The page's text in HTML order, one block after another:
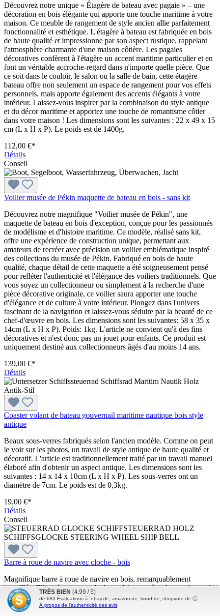
Découvrez notre unique « Étagère de bateau avec pagaie » – une
décoration en bois élégante qui apporte une touche maritime à votre
maison. Ce meuble de rangement de style ancien allie parfaitement
fonctionnalité et esthétique. L'étagère à bateau est fabriquée en bois
de haute qualité et impressionne par son aspect rustique, rappelant
l'atmosphère charmante d'une maison côtière. Les pagaies
décoratives confèrent à l'étagère un accent maritime particulier et en
font un véritable accroche-regard dans n'importe quelle pièce. Que
ce soit dans le couloir, le salon ou la salle de bain, cette étagère
bateau offre non seulement un espace de rangement pour vos effets
personnels, mais apporte également des accents élégants à votre
intérieur. Laissez-vous inspirer par la combinaison du style antique
et du décor maritime et apportez une touche de romantisme côtier
dans votre maison ! Les dimensions sont les suivantes : 22 x 49 x 15
cm (L x H x P). Le poids est de 1400g.
112,00 €*
Détails
Conseil
Voilier musée de Pékin maquette de bateau en bois - sans kit
Découvrez notre magnifique "Voilier musée de Pékin", une
maquette de bateau en bois d'exception, conçue pour les passionnés
de modélisme et d'histoire maritime. Ce modèle, réalisé sans kit,
offre une expérience de construction unique, permettant aux
amateurs de recréer avec précision un voilier emblématique inspiré
des collections du musée de Pékin. Fabriqué en bois de haute
qualité, chaque détail de cette maquette a été soigneusement pensé
pour refléter l'authenticité et l'élégance des voiliers traditionnels. Que
vous soyez un collectionneur ou simplement à la recherche d'une
pièce décorative originale, ce voilier saura apporter une touche
d'élégance et de culture à votre intérieur. Plongez dans l'univers
fascinant de la navigation et laissez-vous séduire par la beauté de ce
chef-d'œuvre en bois. Les dimensions sont les suivantes: 58 x 35 x
14cm (L x H x P). Poids: 1kg. L'article ne convient qu'à des fins
décoratives et n'est donc pas un jouet pour enfants. Ce produit est
uniquement destiné aux collectionneurs âgés d'au moins 14 ans.
139,00 €*
Détails
Coaster volant de bateau gouvernail maritime nautique bois style
antique
Beaux sous-verres fabriqués selon l'ancien modèle. Comme on peut
le voir sur les photos, un travail de style antique de haute qualité et
décoratif. L'article est traditionnellement traité par un travail manuel
élaboré afin d'obtenir un aspect antique. Les dimensions sont les
suivantes : 14 x 14 x 10cm (L x H x P). Les sous-verres ont un
diamètre de 7cm. Le poids est de 0,3kg.
19,00 €*
Détails
Conseil
Barre à roue de navire avec cloche - bois
Magnifique barre à roue de navire en bois, remarquablement
travaillée. Elle présente une cloche en laiton en état de marche sur le
devant. Elle est actionnée par une corde solide. Vous aurez ainsi
vraiment l`impression d`être sur un bateau ! Une superbe décoration
et un cadeau parfait pour tous les amoureux des bateaux. Les
TRÈS BIEN (4.99 / 5)
de 683 Évaluations à: ebay.de, amazon.de, hood.de, shopvote.de ⓘ
À propos de l'authenticité des avis